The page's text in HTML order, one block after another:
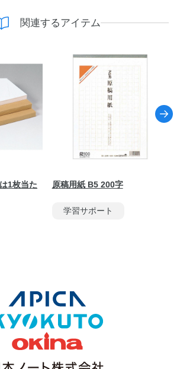
関連するアイテム
1枚当た
原稿用紙 B5 200字
学習サポート